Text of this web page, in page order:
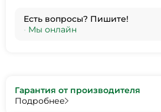
Есть вопросы? Пишите!
• Мы онлайн
Гарантия от производителя
Подробнее